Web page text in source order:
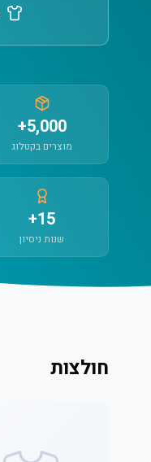
5,000+
מוצרים בקטלוג
15+
שנות ניסיון
חולצות